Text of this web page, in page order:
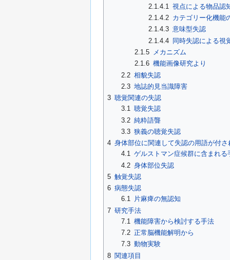
2.1.4.1
視点による物品認
2.1.4.2 カテゴリー化機能
2.1.4.3 意味型失認
2.1.4.4 同時失認による視
2.1.5 メカニズム
2.1.6 機能画像研究より
2.2 相貌失認
2.3 地誌的見当識障害
3 聴覚関連の失認
3.1 聴覚失認
3.2 純粋語聾
3.3 狭義の聴覚失認
4 身体部位に関連して失認の用語が付さ
4.1 ゲルストマン症候群に含まれる
4.2 身体部位失認
5 触覚失認
6 病態失認
6.1
片麻痺の無認知
7 研究手法
7.1 機能障害から検討する手法
7.2 正常脳機能解明から
7.3 動物実験
8 関連項目